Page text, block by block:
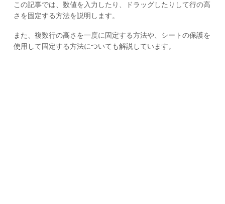
この記事では、数値を入力したり、ドラッグしたりして行の高
さを固定する方法を説明します。
また、複数行の高さを一度に固定する方法や、シートの保護を
使用して固定する方法についても解説しています。